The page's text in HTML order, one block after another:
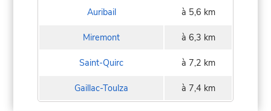
Auribail à 5,6 km
Miremont à 6,3 km
Saint-Quirc à 7,2 km
Gaillac-Toulza à 7,4 km